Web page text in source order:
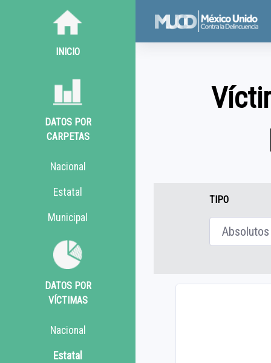
INICIO
DATOS POR
CARPETAS
Nacional
Estatal
Municipal
DATOS POR
VÍCTIMAS
Nacional
Estatal
TIPO